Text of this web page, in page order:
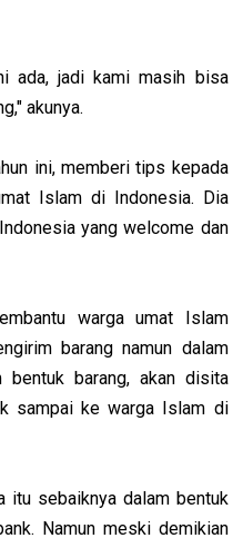
ada, jadi kami masih bisa
akunya.
ini, memberi tips kepada
Islam di Indonesia. Dia
yang welcome dan
warga umat Islam
barang namun dalam
barang, akan disita
sampai ke warga Islam di
itu sebaiknya dalam bentuk
Namun meski demikian